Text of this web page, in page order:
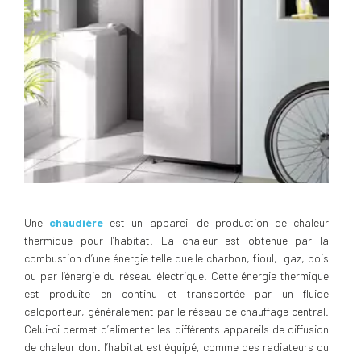
Une chaudière est un appareil de production de chaleur
thermique pour l’habitat. La chaleur est obtenue par la
combustion d’une énergie telle que le charbon, fioul, gaz, bois
ou par l’énergie du réseau électrique. Cette énergie thermique
est produite en continu et transportée par un fluide
caloporteur, généralement par le réseau de chauffage central.
Celui-ci permet d’alimenter les différents appareils de diffusion
de chaleur dont l’habitat est équipé, comme des radiateurs ou